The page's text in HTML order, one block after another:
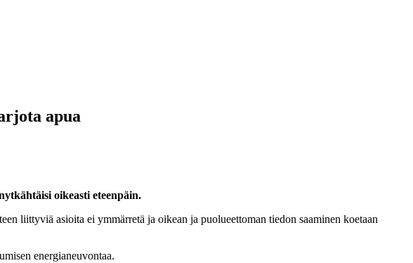
apua
oikeasti eteenpäin.
liittyviä asioita ei ymmärretä ja oikean ja puolueettoman tiedon saaminen koetaan
energianeuvontaa.